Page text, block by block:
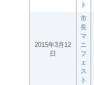
ト
2015年3月12
日
市
長
マ
ニ
フ
ェ
ス
ト